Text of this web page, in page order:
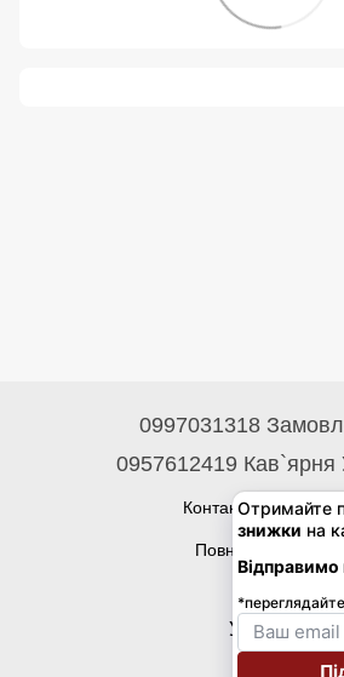
0997031318
0957612419
Контактна
Повна версія сайту
Укр Eng